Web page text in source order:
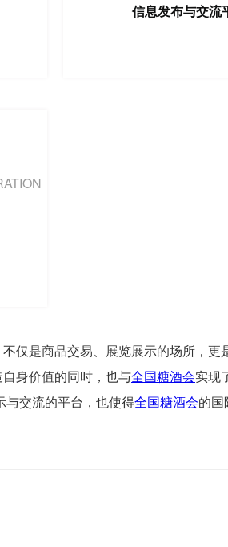
信息发布与交流
仅是商品交易、展览展示的场所，
身价值的同时，也与全国糖酒会实现
与交流的平台，也使得全国糖酒会的国